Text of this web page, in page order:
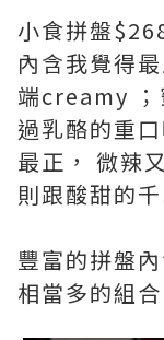
小食拼盤
內含我覺得
端creamy ；
過乳酪的重
最正， 微辣
則跟酸甜的
豐富的拼盤
相當多的組合